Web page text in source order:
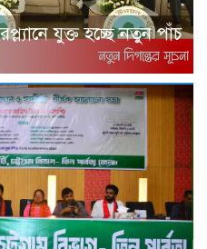
যুক্ত হচ্ছে নতুন পাঁচ